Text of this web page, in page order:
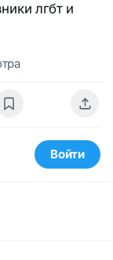
лгбт и
Войти